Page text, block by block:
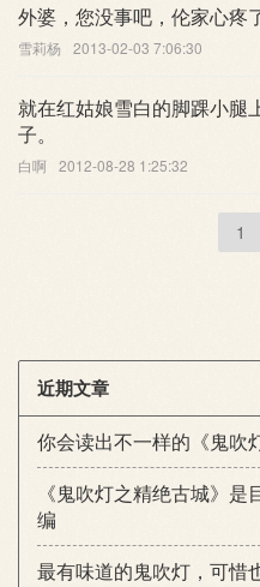
外婆，您没事吧，伦家心疼
雪莉杨 2013-02-03 7:06:30
就在红姑娘雪白的脚踝小腿
子。
白啊 2012-08-28 1:25:32
1
近期文章
你会读出不一样的《鬼吹
《鬼吹灯之精绝古城》
编
最有味道的鬼吹灯，可惜